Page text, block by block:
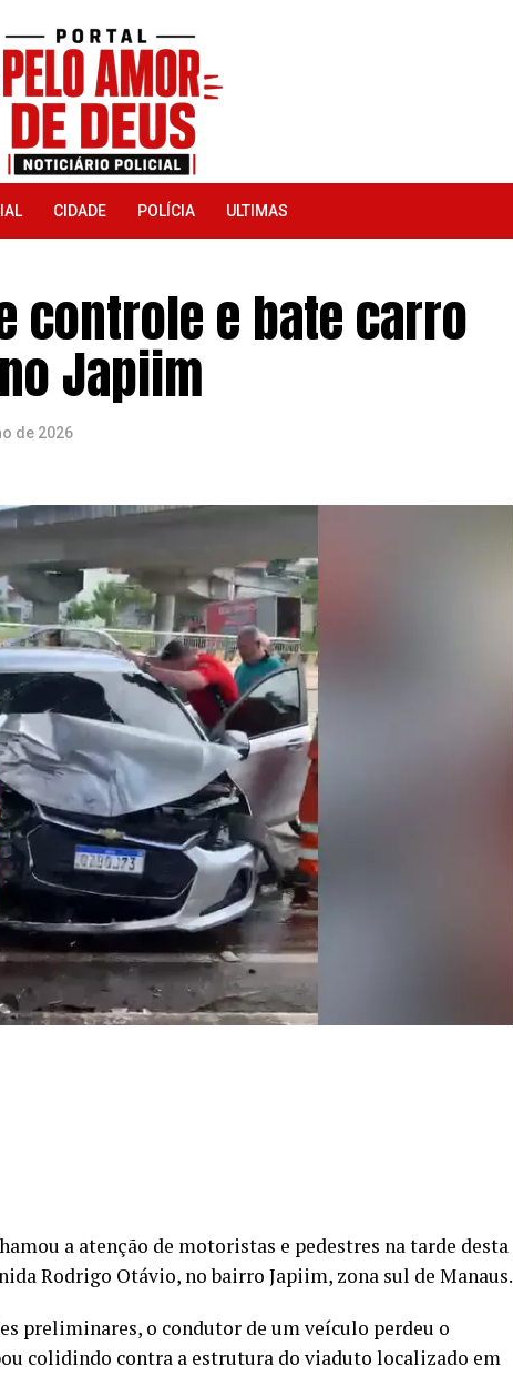
CIDADE POLÍCIA ULTIMAS
controle e bate carro
Japiim
de 2026
a atenção de motoristas e pedestres na tarde desta
Rodrigo Otávio, no bairro Japiim, zona sul de Manaus.
preliminares, o condutor de um veículo perdeu o
colidindo contra a estrutura do viaduto localizado em